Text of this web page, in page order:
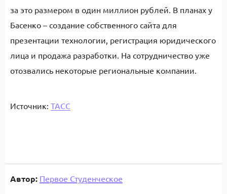
за это размером в один миллион рублей. В планах у
Басенко – создание собственного сайта для
презентации технологии, регистрация юридического
лица и продажа разработки. На сотрудничество уже
отозвались некоторые региональные компании.
Источник: ТАСС
Автор: Первое Студенческое